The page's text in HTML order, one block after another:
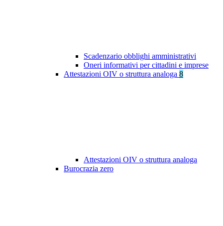
Scadenzario obblighi amministrativi
Oneri informativi per cittadini e imprese
Attestazioni OIV o struttura analoga 8
Attestazioni OIV o struttura analoga
Burocrazia zero